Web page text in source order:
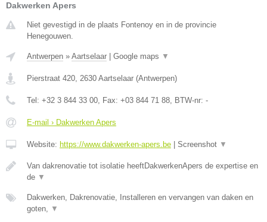
Dakwerken Apers
Niet gevestigd in de plaats Fontenoy en in de provincie
Henegouwen.
Antwerpen » Aartselaar Google maps ▼
Pierstraat 420, 2630 Aartselaar (Antwerpen)
Tel: +32 3 844 33 00, Fax: +03 844 71 88, BTW-nr: -
E-mail › Dakwerken Apers
Website: https://www.dakwerken-apers.be Screenshot ▼
Van dakrenovatie tot isolatie heeftDakwerkenApers de expertise en
de ▼
Dakwerken, Dakrenovatie, Installeren en vervangen van daken en
goten, ▼